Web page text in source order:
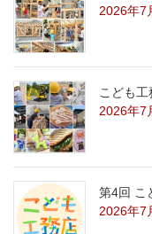
2026年7
こども
2026年7
第4回 こ
2026年7